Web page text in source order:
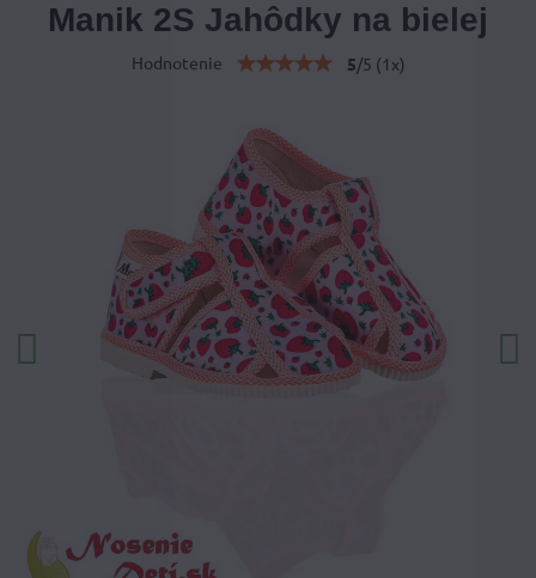
Manik 2S Jahôdky na bielej
Hodnotenie 5/5 (1 x)